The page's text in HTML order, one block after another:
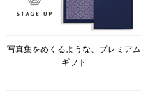
写真集をめくるような、プレミアム
ギフト